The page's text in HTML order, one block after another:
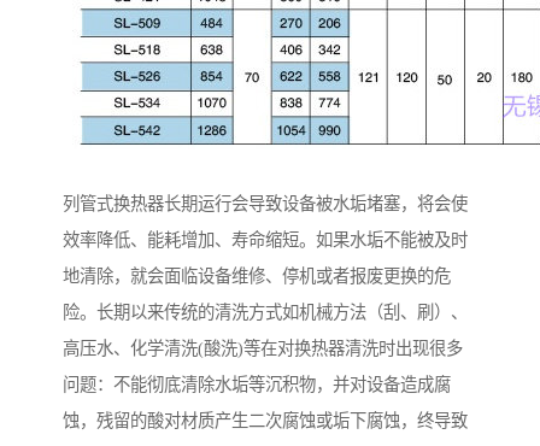
列管式换热器长期运行会导致设备被水垢堵塞，将会使
效率降低、能耗增加、寿命缩短。如果水垢不能被及时
地清除，就会面临设备维修、停机或者报废更换的危
险。长期以来传统的清洗方式如机械方法（刮、刷）、
高压水、化学清洗(酸洗)等在对换热器清洗时出现很多
问题：不能彻底清除水垢等沉积物，并对设备造成腐
蚀，残留的酸对材质产生二次腐蚀或垢下腐蚀，终导致